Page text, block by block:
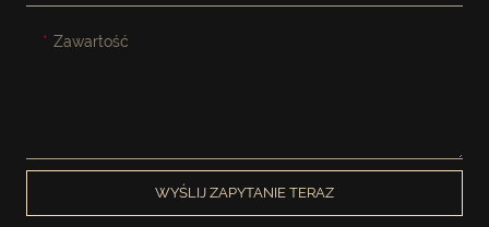
Zawartość
WYŚLIJ ZAPYTANIE TERAZ